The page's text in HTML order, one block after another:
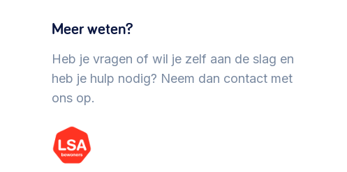
Meebeslissen
Uitdaagrecht, gemeenschapsfondsen, lokale
Meer weten?
Heb je vragen of wil je zelf aan de slag en
heb je hulp nodig? Neem dan contact met
ons op.